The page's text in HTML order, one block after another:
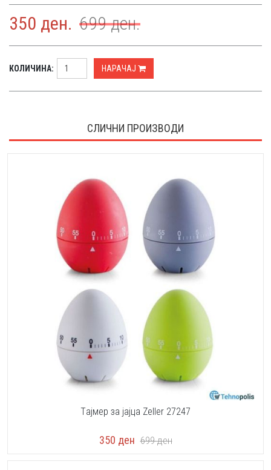
350 ден. 699ден.
КОЛИЧИНА: НАРАЧАЈ
СЛИЧНИ ПРОИЗВОДИ
Tајмер за јајца Zeller 27247
350 ден 699ден